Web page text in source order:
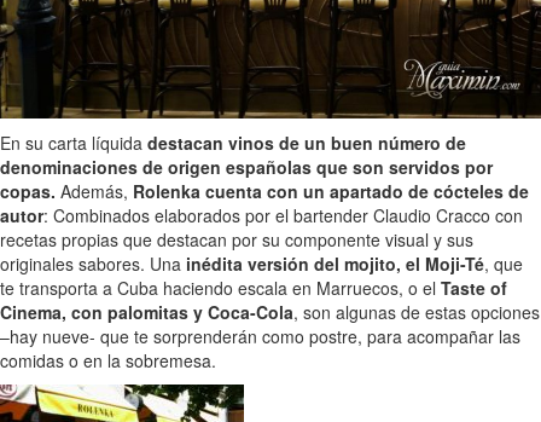
En su carta líquida destacan vinos de un buen número de
denominaciones de origen españolas que son servidos por
copas. Además, Rolenka cuenta con un apartado de cócteles de
autor: Combinados elaborados por el bartender Claudio Cracco con
recetas propias que destacan por su componente visual y sus
originales sabores. Una inédita versión del mojito, el Moji-Té, que
te transporta a Cuba haciendo escala en Marruecos, o el Taste of
Cinema, con palomitas y Coca-Cola, son algunas de estas opciones
–hay nueve- que te sorprenderán como postre, para acompañar las
comidas o en la sobremesa.